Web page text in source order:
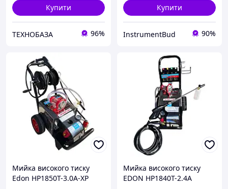
Купити
ТЕХНОБАЗА 96%
Купити
InstrumentBud 90%
Мийка високого тиску
Edon HP1850T-3.0A-XР
Мийка високого тиску
EDON HP1840T-2.4A